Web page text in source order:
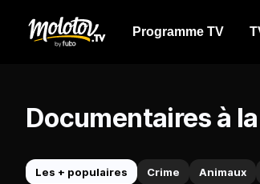
Programme TV
Les + populaires Crime Animaux
Documentaires à